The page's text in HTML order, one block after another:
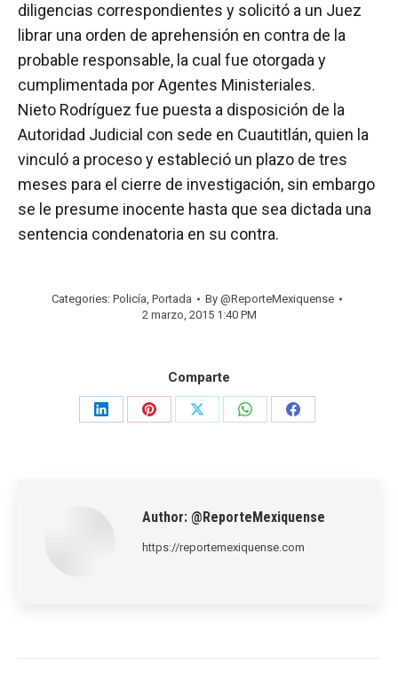
diligencias correspondientes y solicitó a un Juez
librar una orden de aprehensión en contra de la
probable responsable, la cual fue otorgada y
cumplimentada por Agentes Ministeriales.
Nieto Rodríguez fue puesta a disposición de la
Autoridad Judicial con sede en Cuautitlán, quien la
vinculó a proceso y estableció un plazo de tres
meses para el cierre de investigación, sin embargo
se le presume inocente hasta que sea dictada una
sentencia condenatoria en su contra.
Categories: Policía, Portada By @ReporteMexiquense
2 marzo, 2015 1:40 PM
Comparte
Share
Share
Share
Share
Share
Author: @ReporteMexiquense
https://reportemexiquense.com